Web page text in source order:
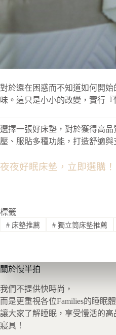
對於還在困惑而不知道如何開
味。這只是小小的改變，實行
選擇一張好床墊，對於獲得高品
壓、服貼多種功能，打造舒適
夜夜好眠床墊，立即選購！
標籤
#床墊推薦 #獨立筒床墊推薦
關於慢半拍
我們不提供快時尚，
而是更重視各位Families的睡眠體
讓大家了解睡眠，享受慢活的高
寢具！